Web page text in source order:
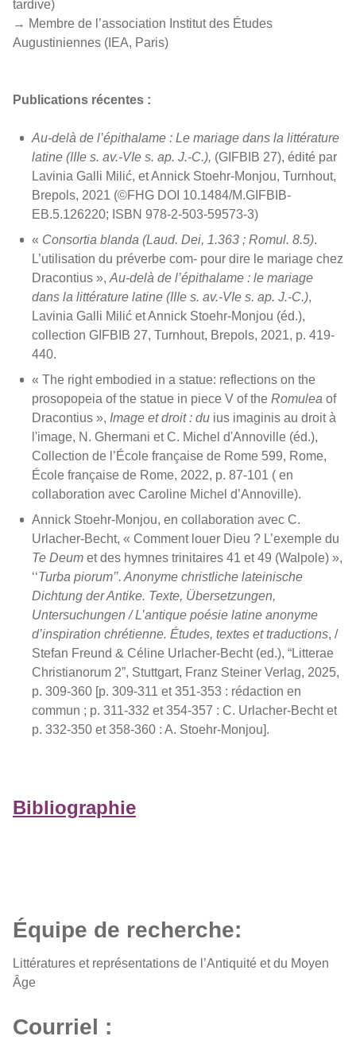
tardive)
→ Membre de l’association Institut des Études
Augustiniennes (IEA, Paris)
Publications récentes :
Au-delà de l’épithalame : Le mariage dans la littérature
latine (IIIe s. av.-VIe s. ap. J.-C.), (GIFBIB 27), édité par
Lavinia Galli Milić, et Annick Stoehr-Monjou, Turnhout,
Brepols, 2021 (©FHG DOI 10.1484/M.GIFBIB-
EB.5.126220; ISBN 978-2-503-59573-3)
« Consortia blanda (Laud. Dei, 1.363 ; Romul. 8.5).
L’utilisation du préverbe com- pour dire le mariage chez
Dracontius », Au-delà de l’épithalame : le mariage
dans la littérature latine (IIIe s. av.-VIe s. ap. J.-C.),
Lavinia Galli Milić et Annick Stoehr-Monjou (éd.),
collection GIFBIB 27, Turnhout, Brepols, 2021, p. 419-
440.
« The right embodied in a statue: reflections on the
prosopopeia of the statue in piece V of the Romulea of
Dracontius », Image et droit : du ius imaginis au droit à
l'image, N. Ghermani et C. Michel d'Annoville (éd.),
Collection de l’École française de Rome 599, Rome,
École française de Rome, 2022, p. 87-101 ( en
collaboration avec Caroline Michel d’Annoville).
Annick Stoehr-Monjou, en collaboration avec C.
Urlacher-Becht, « Comment louer Dieu ? L’exemple du
Te Deum et des hymnes trinitaires 41 et 49 (Walpole) »,
‘‘Turba piorum’’. Anonyme christliche lateinische
Dichtung der Antike. Texte, Übersetzungen,
Untersuchungen / L’antique poésie latine anonyme
d’inspiration chrétienne. Études, textes et traductions, /
Stefan Freund & Céline Urlacher-Becht (ed.), “Litterae
Christianorum 2”, Stuttgart, Franz Steiner Verlag, 2025,
p. 309-360 [p. 309-311 et 351-353 : rédaction en
commun ; p. 311-332 et 354-357 : C. Urlacher-Becht et
p. 332-350 et 358-360 : A. Stoehr-Monjou].
Bibliographie
Équipe de recherche:
Littératures et représentations de l’Antiquité et du Moyen
Âge
Courriel :